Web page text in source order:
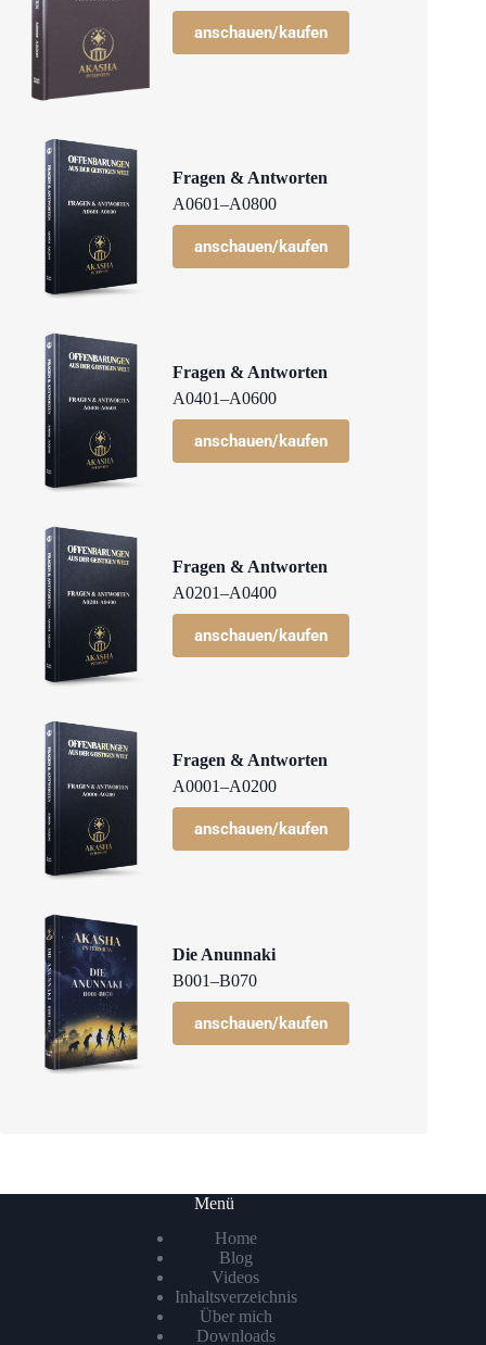
anschauen/kaufen
Fragen & Antworten
A0601–A0800
anschauen/kaufen
Fragen & Antworten
A0401–A0600
anschauen/kaufen
Fragen & Antworten
A0201–A0400
anschauen/kaufen
Fragen & Antworten
A0001–A0200
anschauen/kaufen
Die Anunnaki
B001–B070
anschauen/kaufen
Menü
Home
Blog
Videos
Inhaltsverzeichnis
Über mich
Downloads